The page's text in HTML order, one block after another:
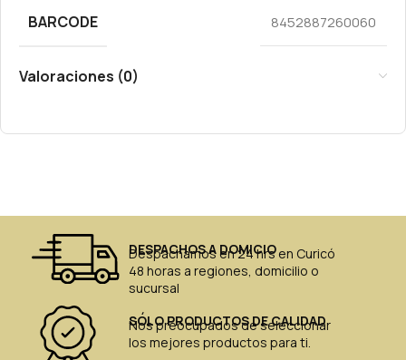
BARCODE 8452887260060
Valoraciones (0)
DESPACHOS A DOMICIO
Despachamos en 24 hrs en Curicó
48 horas a regiones, domicilio o
sucursal
SÓLO PRODUCTOS DE CALIDAD
Nos preocupados de seleccionar
los mejores productos para ti.